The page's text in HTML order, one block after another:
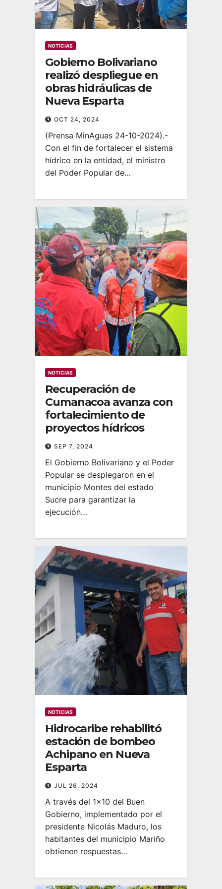
NOTICIAS
Gobierno Bolivariano
realizó despliegue en
obras hidráulicas de
Nueva Esparta
OCT 24, 2024
(Prensa MinAguas 24-10-2024).-
Con el fin de fortalecer el sistema
hídrico en la entidad, el ministro
del Poder Popular de…
NOTICIAS
Recuperación de
Cumanacoa avanza con
fortalecimiento de
proyectos hídricos
SEP 7, 2024
El Gobierno Bolivariano y el Poder
Popular se desplegaron en el
municipio Montes del estado
Sucre para garantizar la
ejecución…
NOTICIAS
Hidrocaribe rehabilitó
estación de bombeo
Achipano en Nueva
Esparta
JUL 26, 2024
A través del 1×10 del Buen
Gobierno, implementado por el
presidente Nicolás Maduro, los
habitantes del municipio Mariño
obtienen respuestas…